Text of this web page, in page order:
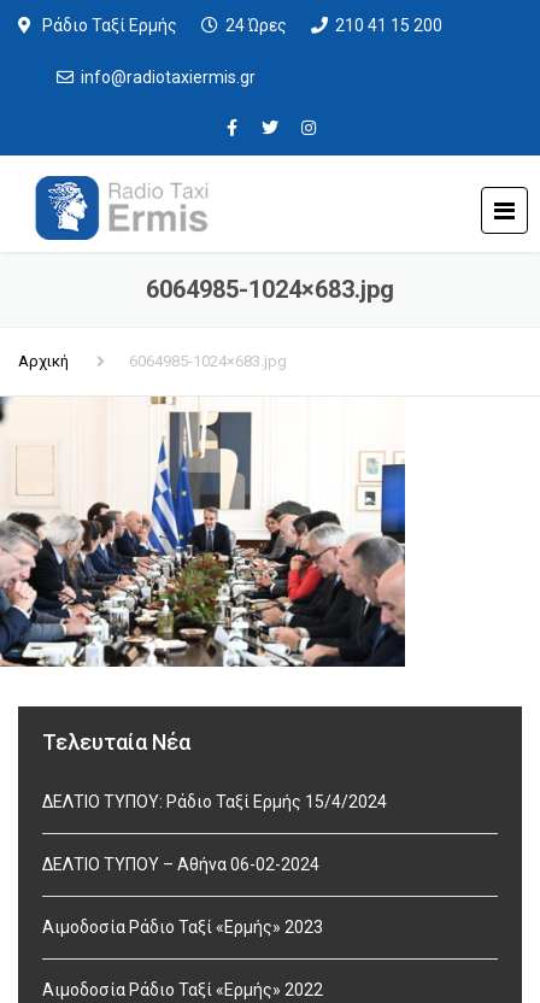
Ράδιο Ταξί Ερμής 24 Ώρες 210 41 15 200
info@radiotaxiermis.gr
6064985-1024×683.jpg
Αρχική 6064985-1024×683.jpg
Τελευταία Νέα
ΔΕΛΤΙΟ ΤΥΠΟΥ: Ράδιο Ταξί Ερμής 15/4/2024
ΔΕΛΤΙΟ ΤΥΠΟΥ – Αθήνα 06-02-2024
Αιμοδοσία Ράδιο Ταξί «Ερμής» 2023
Αιμοδοσία Ράδιο Ταξί «Ερμής» 2022